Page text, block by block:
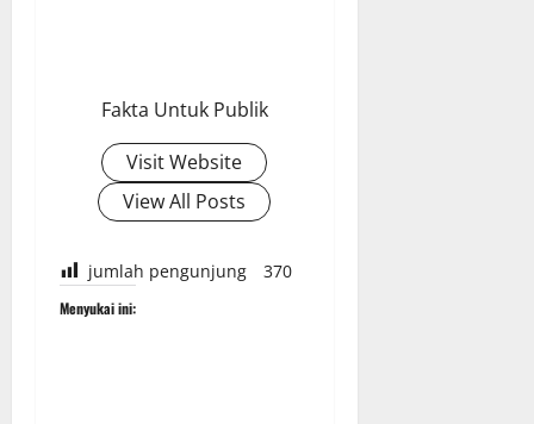
Fakta Untuk Publik
Visit Website
View All Posts
jumlah pengunjung 370
Menyukai ini: